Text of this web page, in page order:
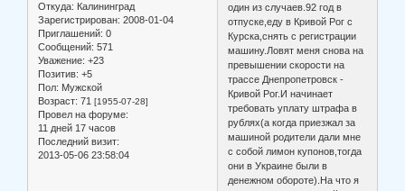
Откуда: Калининград
Зарегистрирован: 2008-01-04
Приглашений: 0
Сообщений: 571
Уважение: +23
Позитив: +5
Пол: Мужской
Возраст: 71 [1955-07-28]
Провел на форуме:
11 дней 17 часов
Последний визит:
2013-05-06 23:58:04
один из случаев.92 год в
отпуске,еду в Кривой Рог с
Курска,снять с регистрации
машину.Ловят меня снова на
превышении скорости на
трассе Днепропетровск -
Кривой Рог.И начинает
требовать уплату штрафа в
рублях(а когда приезжал за
машиной родители дали мне
с собой лимон купонов,тогда
они в Украине были в
денежном обороте).На что я